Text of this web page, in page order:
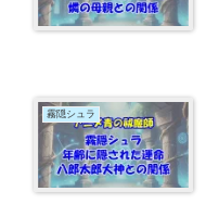
霧隠シュラ